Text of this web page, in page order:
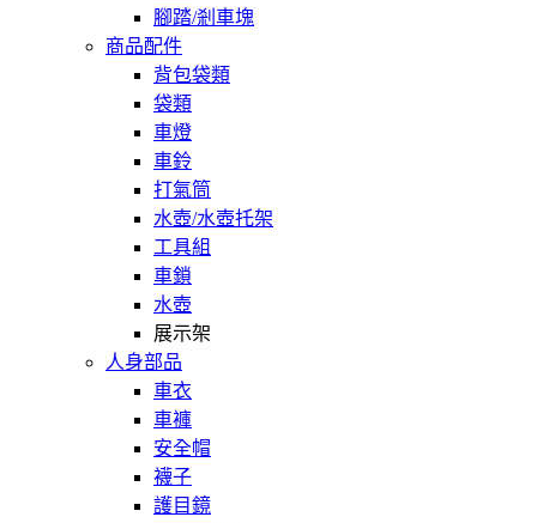
腳踏/剎車塊
商品配件
背包袋類
袋類
車燈
車鈴
打氣筒
水壺/水壺托架
工具組
車鎖
水壺
展示架
人身部品
車衣
車褲
安全帽
襪子
護目鏡